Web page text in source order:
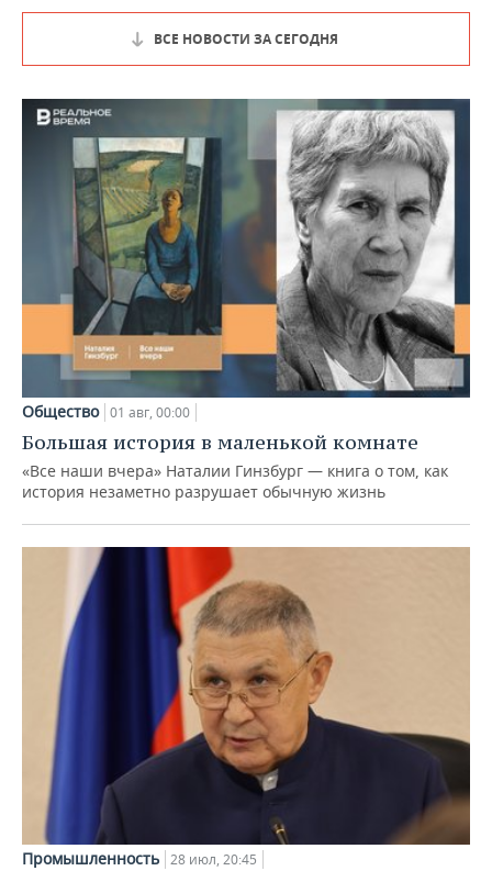
ВСЕ НОВОСТИ ЗА СЕГОДНЯ
Общество 01 авг, 00:00
Большая история в маленькой комнате
«Все наши вчера» Наталии Гинзбург — книга о том, как
история незаметно разрушает обычную жизнь
Промышленность 28 июл, 20:45